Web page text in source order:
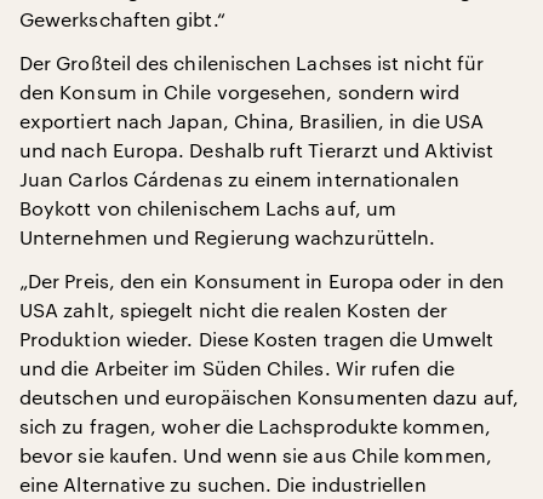
Gewerkschaften gibt.“
Der Großteil des chilenischen Lachses ist nicht für
den Konsum in Chile vorgesehen, sondern wird
exportiert nach Japan, China, Brasilien, in die USA
und nach Europa. Deshalb ruft Tierarzt und Aktivist
Juan Carlos Cárdenas zu einem internationalen
Boykott von chilenischem Lachs auf, um
Unternehmen und Regierung wachzurütteln.
„Der Preis, den ein Konsument in Europa oder in den
USA zahlt, spiegelt nicht die realen Kosten der
Produktion wieder. Diese Kosten tragen die Umwelt
und die Arbeiter im Süden Chiles. Wir rufen die
deutschen und europäischen Konsumenten dazu auf,
sich zu fragen, woher die Lachsprodukte kommen,
bevor sie kaufen. Und wenn sie aus Chile kommen,
eine Alternative zu suchen. Die industriellen